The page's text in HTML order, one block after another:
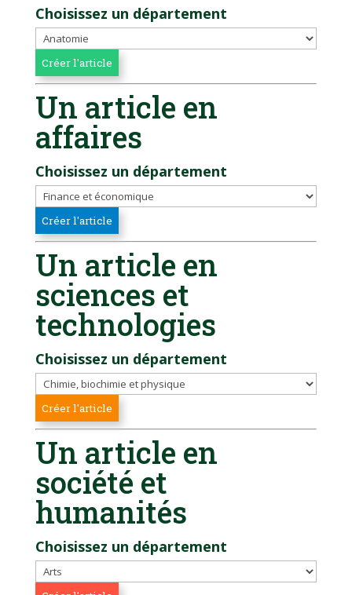
Choisissez un département
Un article en
affaires
Choisissez un département
Un article en
sciences et
technologies
Choisissez un département
Un article en
société et
humanités
Choisissez un département